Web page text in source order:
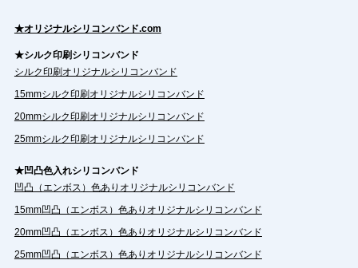
★オリジナルシリコンバンド.com
★シルク印刷シリコンバンド
シルク印刷オリジナルシリコンバンド
15mmシルク印刷オリジナルシリコンバンド
20mmシルク印刷オリジナルシリコンバンド
25mmシルク印刷オリジナルシリコンバンド
★凹凸色入れシリコンバンド
凹凸（エンボス）色ありオリジナルシリコンバンド
15mm凹凸（エンボス）色ありオリジナルシリコンバンド
20mm凹凸（エンボス）色ありオリジナルシリコンバンド
25mm凹凸（エンボス）色ありオリジナルシリコンバンド